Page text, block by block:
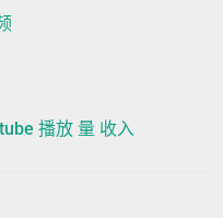
播放 量 收入